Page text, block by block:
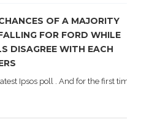
OF A MAJORITY
FOR FORD WHILE
DISAGREE WITH EACH
Ipsos poll . And for the first time